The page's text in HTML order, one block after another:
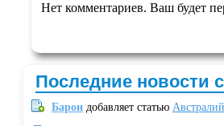
Нет комментариев. Ваш будет
Последние новости
Барон добавляет статью